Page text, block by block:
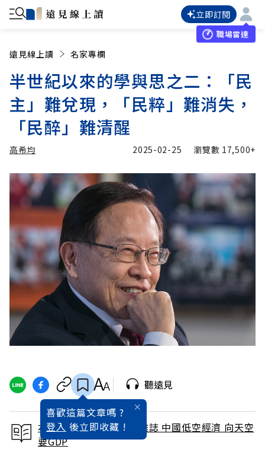
立即訂閱
職場雷達
遠見線上讀 名家專欄
半世紀以來的學與思之二：「民
主」難兌現，「民粹」難消失，
「民醉」難清醒
高希均
高希均 加入追蹤
2025-02-25 瀏覽數 17,500+
喜歡這篇文章嗎 ?
登入 後立即收藏 !
聽遠見
本文出自 2025 / 3月號雜誌 中國低空經濟 向天空
要GDP